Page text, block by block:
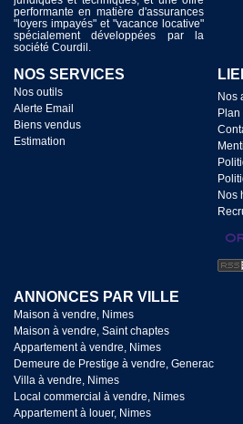
performante en matière d'assurances
"loyers impayés" et "vacance locative"
spécialement développées par la
société Courdil.
NOS SERVICES
Nos outils
Alerte Email
Biens vendus
Estimation
Nos
Plan
Nos
ANNONCES PAR VILLE
Maison à vendre, Nimes
Maison à vendre, Saint chaptes
Appartement à vendre, Nimes
Demeure de Prestige à vendre, Generac
Villa à vendre, Nimes
Local commercial à vendre, Nimes
Appartement à louer, Nimes